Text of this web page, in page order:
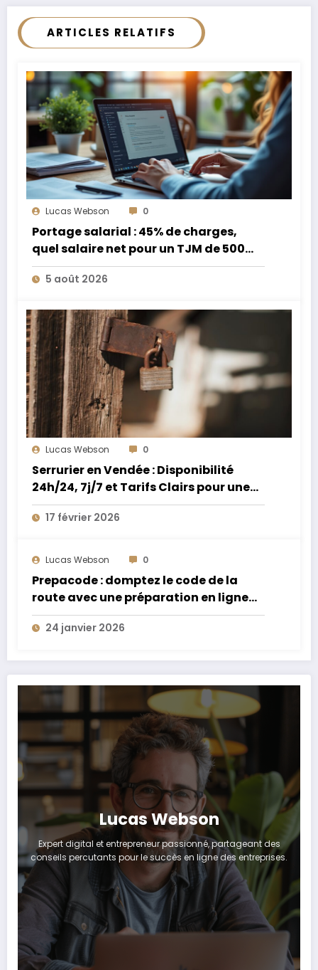
ARTICLES RELATIFS
Lucas Webson 0
Portage salarial : 45% de charges,
quel salaire net pour un TJM de 500
euros ?
5 août 2026
Lucas Webson 0
Serrurier en Vendée : Disponibilité
24h/24, 7j/7 et Tarifs Clairs pour une
Intervention Express
17 février 2026
Lucas Webson 0
Prepacode : domptez le code de la
route avec une préparation en ligne
performante et accessible
24 janvier 2026
Lucas Webson
Expert digital et entrepreneur passionné, partageant des
conseils percutants pour le succès en ligne des entreprises.